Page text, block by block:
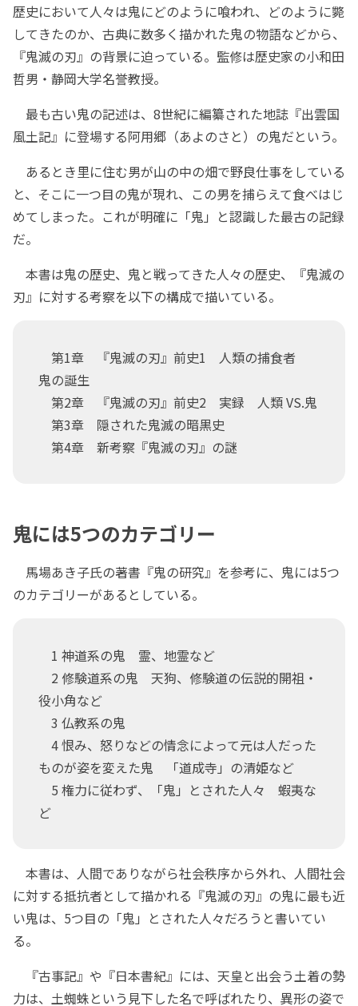
歴史において人々は鬼にどのように喰われ、どのように斃
してきたのか、古典に数多く描かれた鬼の物語などから、
『鬼滅の刃』の背景に迫っている。監修は歴史家の小和田
哲男・静岡大学名誉教授。
最も古い鬼の記述は、8世紀に編纂された地誌『出雲国
風土記』に登場する阿用郷（あよのさと）の鬼だという。
あるとき里に住む男が山の中の畑で野良仕事をしている
と、そこに一つ目の鬼が現れ、この男を捕らえて食べはじ
めてしまった。これが明確に「鬼」と認識した最古の記録
だ。
本書は鬼の歴史、鬼と戦ってきた人々の歴史、『鬼滅の
刃』に対する考察を以下の構成で描いている。
第1章 『鬼滅の刃』前史1 人類の捕食者
鬼の誕生
第2章 『鬼滅の刃』前史2 実録 人類 VS.鬼
第3章 隠された鬼滅の暗黒史
第4章 新考察『鬼滅の刃』の謎
鬼には5つのカテゴリー
馬場あき子氏の著書『鬼の研究』を参考に、鬼には5つ
のカテゴリーがあるとしている。
1 神道系の鬼 霊、地霊など
2 修験道系の鬼 天狗、修験道の伝説的開祖・
役小角など
3 仏教系の鬼
4 恨み、怒りなどの情念によって元は人だった
ものが姿を変えた鬼 「道成寺」の清姫など
5 権力に従わず、「鬼」とされた人々 蝦夷な
ど
本書は、人間でありながら社会秩序から外れ、人間社会
に対する抵抗者として描かれる『鬼滅の刃』の鬼に最も近
い鬼は、5つ目の「鬼」とされた人々だろうと書いてい
る。
『古事記』や『日本書紀』には、天皇と出会う土着の勢
力は、土蜘蛛という見下した名で呼ばれたり、異形の姿で